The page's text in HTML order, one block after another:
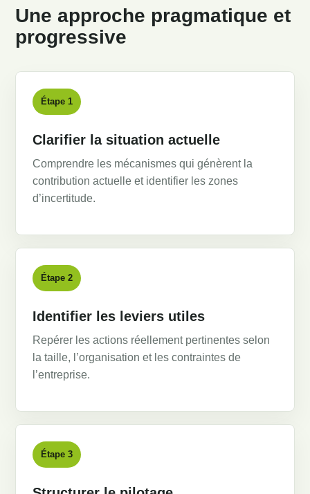
Une approche pragmatique et
progressive
Étape 1
Clarifier la situation actuelle
Comprendre les mécanismes qui génèrent la
contribution actuelle et identifier les zones
d’incertitude.
Étape 2
Identifier les leviers utiles
Repérer les actions réellement pertinentes selon
la taille, l’organisation et les contraintes de
l’entreprise.
Étape 3